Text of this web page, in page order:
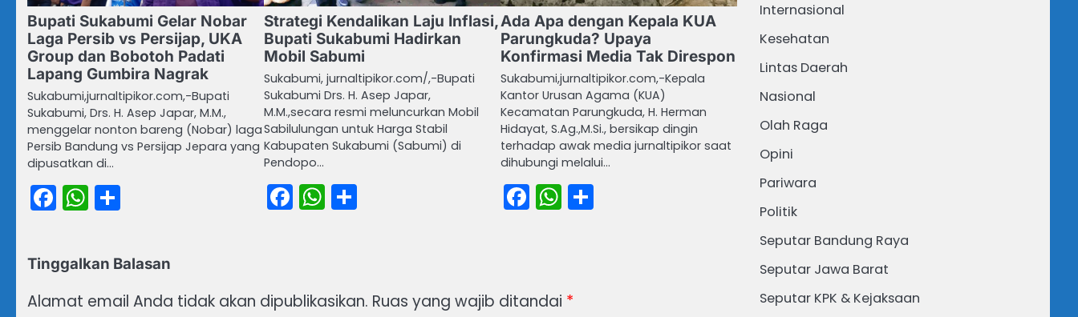
Bupati Sukabumi Gelar Nobar
Laga Persib vs Persijap, UKA
Group dan Bobotoh Padati
Lapang Gumbira Nagrak
Sukabumi,jurnaltipikor.com,-Bupati
Sukabumi, Drs. H. Asep Japar, M.M.,
menggelar nonton bareng (Nobar) laga
Persib Bandung vs Persijap Jepara yang
dipusatkan di…
Facebook
WhatsApp
Strategi Kendalikan Laju Inflasi,
Bupati Sukabumi Hadirkan
Mobil Sabumi
Sukabumi, jurnaltipikor.com/,-Bupati
Sukabumi Drs. H. Asep Japar,
M.M.,secara resmi meluncurkan Mobil
Sabilulungan untuk Harga Stabil
Kabupaten Sukabumi (Sabumi) di
Pendopo…
Facebook
WhatsApp
Share
Ada Apa dengan Kepala KUA
Parungkuda? Upaya
Konfirmasi Media Tak Direspon
Sukabumi,jurnaltipikor.com,-Kepala
Kantor Urusan Agama (KUA)
Kecamatan Parungkuda, H. Herman
Hidayat, S.Ag.,M.Si., bersikap dingin
terhadap awak media jurnaltipikor saat
dihubungi melalui…
Facebook
WhatsApp
Share
Tinggalkan Balasan
Alamat email Anda tidak akan dipublikasikan. Ruas yang wajib ditandai *
Internasional
Kesehatan
Lintas Daerah
Nasional
Olah Raga
Opini
Pariwara
Politik
Seputar Bandung Raya
Seputar Jawa Barat
Seputar KPK & Kejaksaan